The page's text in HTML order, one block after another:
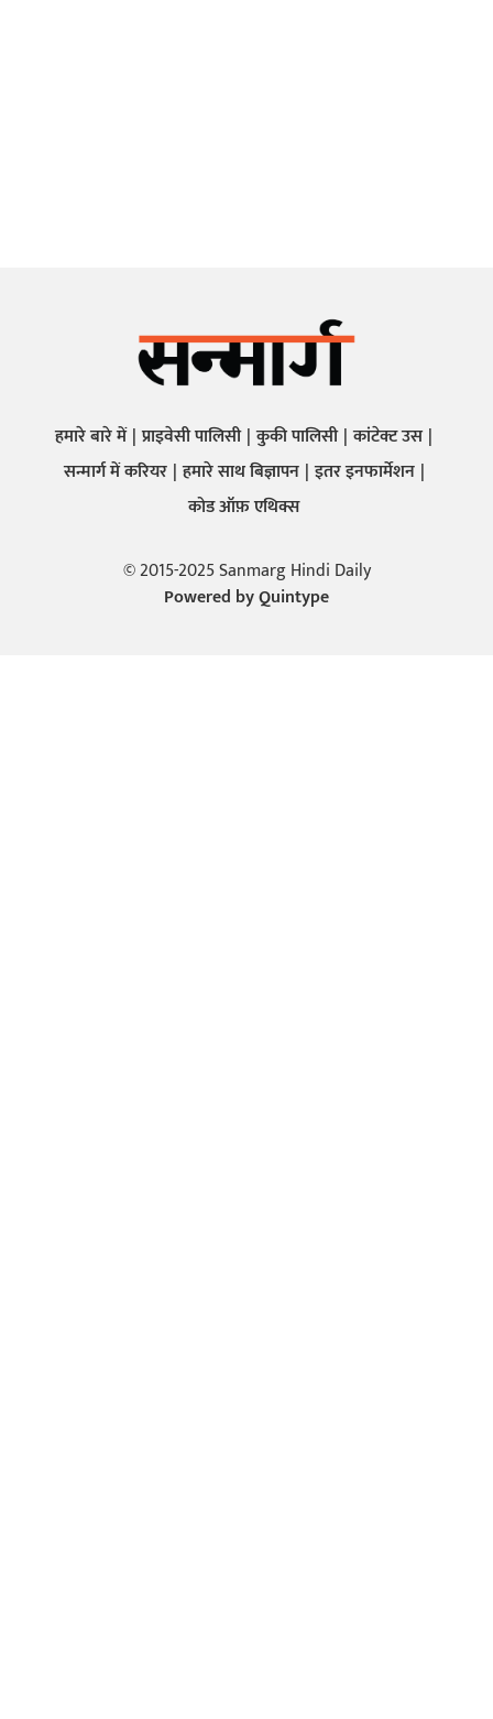
हमारे बारे में प्राइवेसी पालिसी कुकी पालिसी कांटेक्ट उस
सन्मार्ग में करियर हमारे साथ बिज्ञापन इतर इनफार्मेशन
कोड ऑफ़ एथिक्स
© 2015-2025 Sanmarg Hindi Daily
Powered byQuintype